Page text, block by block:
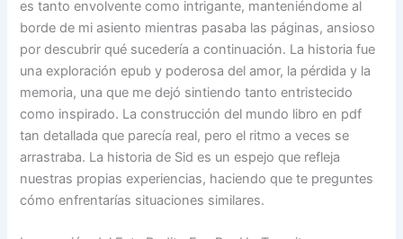
es tanto envolvente como intrigante, manteniéndome al
borde de mi asiento mientras pasaba las páginas, ansioso
por descubrir qué sucedería a continuación. La historia fue
una exploración epub y poderosa del amor, la pérdida y la
memoria, una que me dejó sintiendo tanto entristecido
como inspirado. La construcción del mundo libro en pdf
tan detallada que parecía real, pero el ritmo a veces se
arrastraba. La historia de Sid es un espejo que refleja
nuestras propias experiencias, haciendo que te preguntes
cómo enfrentarías situaciones similares.